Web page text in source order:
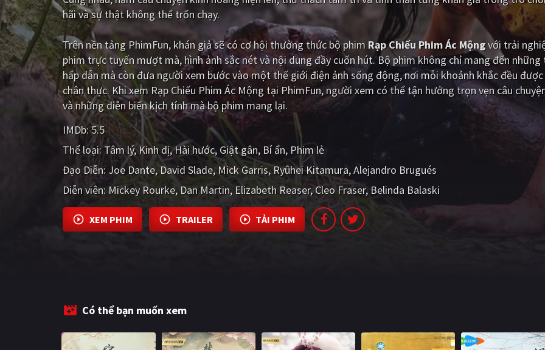
hãi và sự thật không thể trốn chạy.
Trên nền tảng PhimFun, khán giả sẽ có cơ hội thưởng thức bộ phim Rạp Chiếu Phim Ác Mộngvới trải
phim trực tuyến mượt mà, hình ảnh sắc nét và nội dung đầy cuốn hút. Bộ phim không chỉ mang đến
hấp dẫn mà còn đưa người xem bước vào một thế giới điện ảnh sống động, nơi mỗi khoảnh khắc đều
chân thực. Khi xem Rạp Chiếu Phim Ác Mộng tại PhimFun, người xem có thể tận hưởng trọn vẹn câu
và những diễn biến kịch tính mà bộ phim mang lại.
IMDb:5.5
Thể loại: Tâm lý Kinh dị Hài hước Giật gân Bí ẩn Phim lẻ
Đạo Diễn: Joe Dante David Slade Mick Garris Ryûhei Kitamura Alejandro Brugués
Diễn viên: Mickey Rourke Dan Martin Elizabeth Reaser Cleo Fraser Belinda Balaski
XEM PHIM TRAILER TẢI PHIM
Có thể bạn muốn xem